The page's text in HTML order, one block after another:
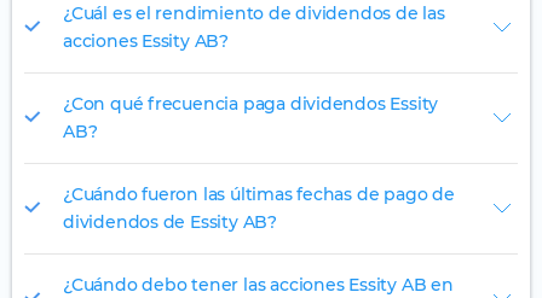
¿Cuál es el rendimiento de dividendos de las
acciones Essity AB?
¿Con qué frecuencia paga dividendos Essity
AB?
¿Cuándo fueron las últimas fechas de pago de
dividendos de Essity AB?
¿Cuándo debo tener las acciones Essity AB en